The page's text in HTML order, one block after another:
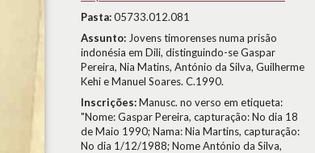
Pasta:05733.012.081
Assunto: Jovens timorenses numa prisão
indonésia em Dili, distinguindo-se Gaspar
Pereira, Nia Matins, António da Silva, Guilherme
Kehi e Manuel Soares. C.1990.
Inscrições:Manusc. no verso em etiqueta:
"Nome: Gaspar Pereira, capturação: No dia 18
de Maio 1990; Nama: Nia Martins, capturação:
No dia 1/12/1988; Nome António da Silva,